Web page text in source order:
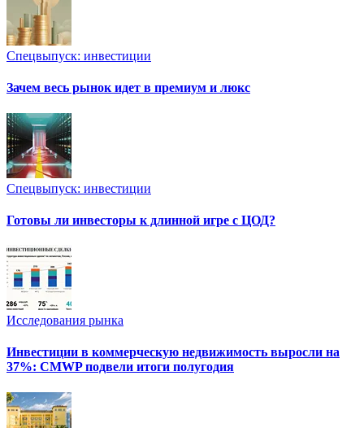
Спецвыпуск: инвестиции
Зачем весь рынок идет в премиум и люкс
Спецвыпуск: инвестиции
Готовы ли инвесторы к длинной игре с ЦОД?
Исследования рынка
Инвестиции в коммерческую недвижимость выросли на
37%: CMWP подвели итоги полугодия